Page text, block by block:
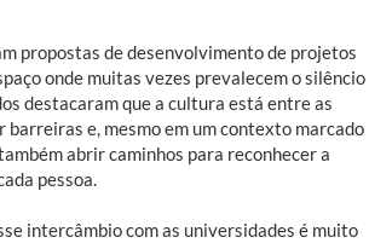
propostas de desenvolvimento de projetos
onde muitas vezes prevalecem o silêncio
destacaram que a cultura está entre as
barreiras e, mesmo em um contexto marcado
abrir caminhos para reconhecer a
pessoa.
intercâmbio com as universidades é muito